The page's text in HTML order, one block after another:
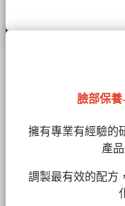
臉部保
擁有專業有經驗的
產
調製最有效的配方